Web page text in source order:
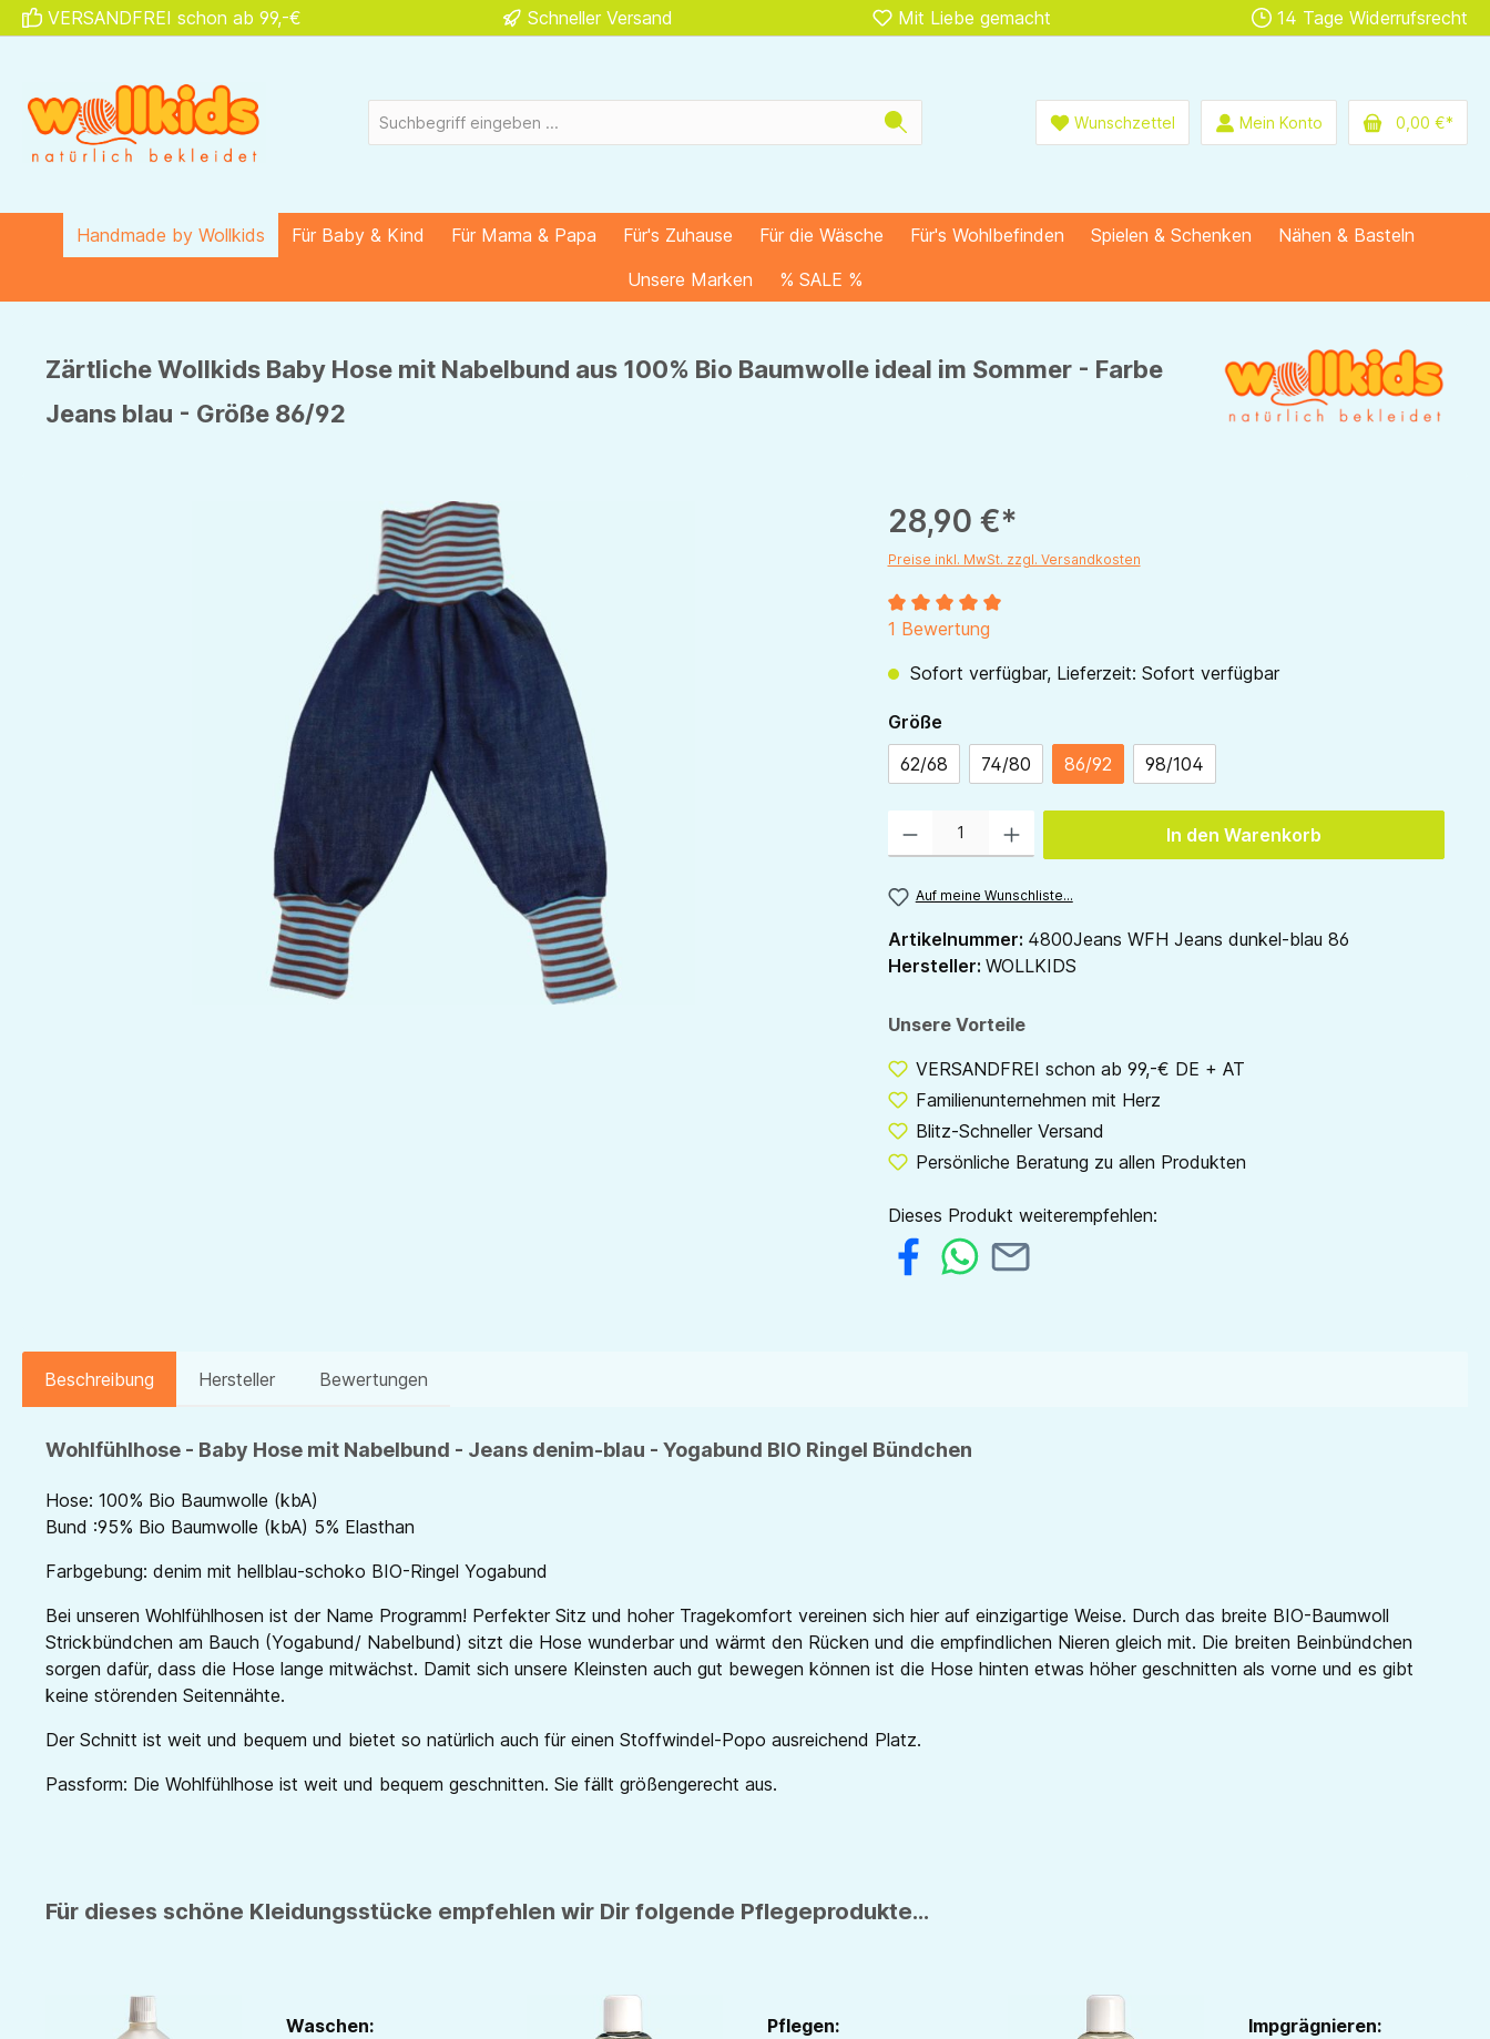
Zur Hauptnavigation springen
VERSANDFREI schon ab 99,-€ Schneller Versand Mit Liebe gemacht 14 Tage Widerrufsrecht
Wunschzettel Mein Konto 0,00 €*
Handmade by Wollkids Für Baby & Kind Für Mama & Papa Für's Zuhause Für die Wäsche Für's Wohlbefinden Spielen & Schenken
Nähen & Basteln
Unsere Marken
% SALE %
Zärtliche Wollkids Baby Hose mit Nabelbund aus 100% Bio Baumwolle ideal im Sommer - Farbe
Jeans blau - Größe 86/92
28,90 €*
Preise inkl. MwSt. zzgl. Versandkosten
Durchschnittliche Bewertung von 5 von 5 Sternen
1 Bewertung
Sofort verfügbar, Lieferzeit: Sofort verfügbar
Größeauswählen
62/68
74/80 86/92 98/104
In den Warenkorb
Auf meine Wunschliste...
Artikelnummer: 4800Jeans WFH Jeans dunkel-blau 86
Hersteller: WOLLKIDS
Unsere Vorteile
VERSANDFREI schon ab 99,-€ DE + AT
Familienunternehmen mit Herz
Blitz-Schneller Versand
Persönliche Beratung zu allen Produkten
Dieses Produkt weiterempfehlen:
Beschreibung Hersteller Bewertungen
Wohlfühlhose - Baby Hose mit Nabelbund - Jeans denim-blau - Yogabund BIO Ringel Bündchen
Hose: 100% Bio Baumwolle (kbA)
Bund :95% Bio Baumwolle (kbA) 5% Elasthan
Farbgebung: denim mit hellblau-schoko BIO-Ringel Yogabund
Bei unseren Wohlfühlhosen ist der Name Programm! Perfekter Sitz und hoher Tragekomfort vereinen sich hier auf einzigartige Weise. Durch das breite BIO-Baumwoll
Strickbündchen am Bauch (Yogabund/ Nabelbund) sitzt die Hose wunderbar und wärmt den Rücken und die empfindlichen Nieren gleich mit. Die breiten Beinbündchen
sorgen dafür, dass die Hose lange mitwächst. Damit sich unsere Kleinsten auch gut bewegen können ist die Hose hinten etwas höher geschnitten als vorne und es gibt
keine störenden Seitennähte.
Der Schnitt ist weit und bequem und bietet so natürlich auch für einen Stoffwindel-Popo ausreichend Platz.
Passform: Die Wohlfühlhose ist weit und bequem geschnitten. Sie fällt größengerecht aus.
Für dieses schöne Kleidungsstücke empfehlen wir Dir folgende Pflegeprodukte...
Waschen:
Pflegen:
Impgrägnieren: